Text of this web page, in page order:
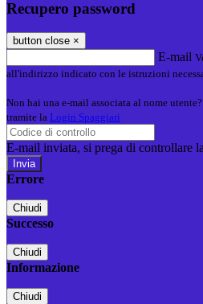
Recupero password
button close ×
E-mail
all'indirizzo indicato con le istruzioni
Non hai una e-mail associata al nome
tramite la Login Spaggiari
E-mail inviata, si prega di controllare
Errore
Chiudi
Successo
Chiudi
Informazione
Chiudi